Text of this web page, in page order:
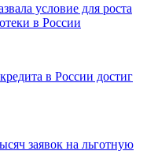
условие для роста
в России
в России достиг
заявок на льготную